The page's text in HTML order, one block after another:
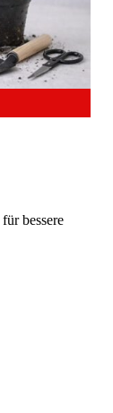
für bessere